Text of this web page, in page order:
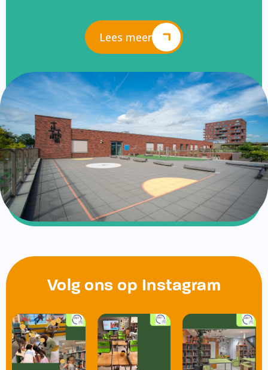
Lees meer
Volg ons op Instagram